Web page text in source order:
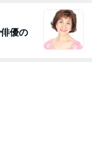
優の